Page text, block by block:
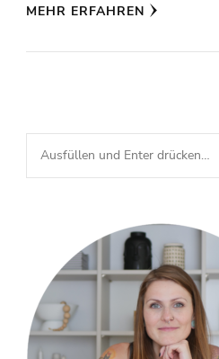
MEHR ERFAHREN
Suchst
du